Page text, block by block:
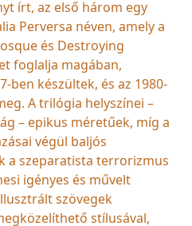
írt, az első három egy
Perversa néven, amely a
és Destroying
foglalja magában,
ben készültek, és az 1980-
A trilógia helyszínei –
– epikus méretűek, míg a
végül baljós
a szeparatista terrorizmus
igényes és művelt
szövegek
stílusával,